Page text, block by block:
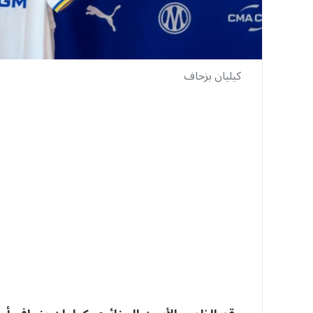
كيليان بزحاف